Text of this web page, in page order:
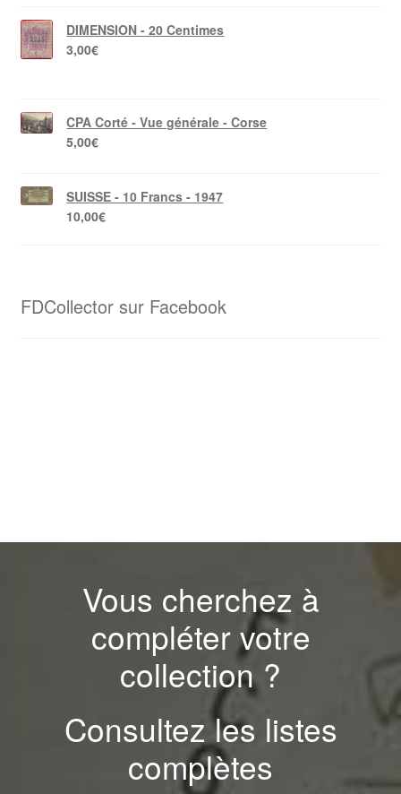
DIMENSION - 20 Centimes
3,00€
CPA Corté - Vue générale - Corse
5,00€
SUISSE - 10 Francs - 1947
10,00€
FDCollector sur Facebook
Vous cherchez à
compléter votre
collection ?
Consultez les listes
complètes